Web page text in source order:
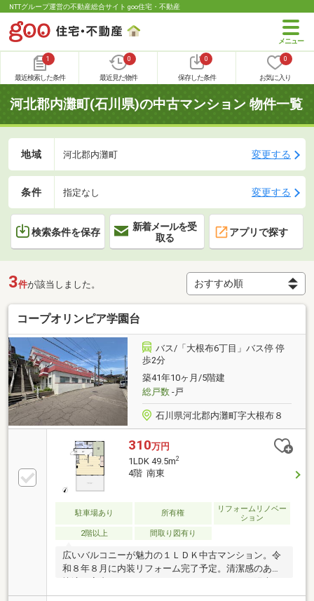
NTTグループ運営の不動産総合サイト goo住宅・不動産
1
最近検索した条件
0
最近見た物件
0
保存した条件
0
お気に入り
河北郡内灘町(石川県)の中古マンション 物件一覧
地域 河北郡内灘町 変更する
条件 指定なし 変更する
検索条件を保存
新着メールを受
取る
アプリで探す
3件が該当しました。
コープオリンピア学園台
バス/「大根布6丁目」バス停 停
歩2分
築41年10ヶ月/5階建
総戸数-戸
石川県河北郡内灘町字大根布８
310万円
1LDK 49.5m2
4階 南東
駐車場あり 所有権
リフォームリノベー
ション
2階以上
間取り図有り
広いバルコニーが魅力の１ＬＤＫ中古マンション。令
和８年８月に内装リフォーム完了予定。清潔感のある
快適な室内です。バルコニーからはたっぷりと陽光が
差し込み、明るく開放的な空間が広がります。リビン